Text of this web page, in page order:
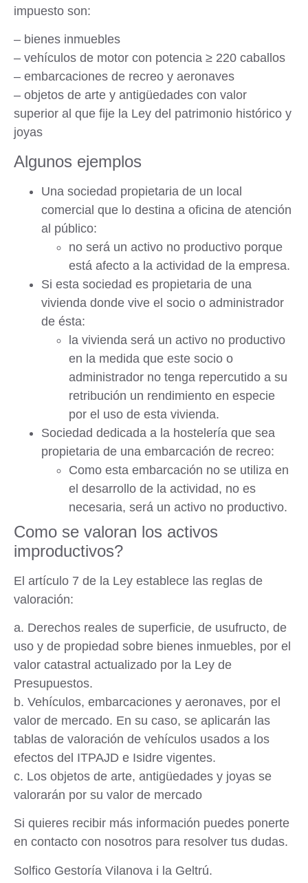
impuesto son:
– bienes inmuebles
– vehículos de motor con potencia ≥ 220 caballos
– embarcaciones de recreo y aeronaves
– objetos de arte y antigüedades con valor
superior al que fije la Ley del patrimonio histórico y
joyas
Algunos ejemplos
Una sociedad propietaria de un local
comercial que lo destina a oficina de atención
al público:
no será un activo no productivo porque
está afecto a la actividad de la empresa.
Si esta sociedad es propietaria de una
vivienda donde vive el socio o administrador
de ésta:
la vivienda será un activo no productivo
en la medida que este socio o
administrador no tenga repercutido a su
retribución un rendimiento en especie
por el uso de esta vivienda.
Sociedad dedicada a la hostelería que sea
propietaria de una embarcación de recreo:
Como esta embarcación no se utiliza en
el desarrollo de la actividad, no es
necesaria, será un activo no productivo.
Como se valoran los activos
improductivos?
El artículo 7 de la Ley establece las reglas de
valoración:
a. Derechos reales de superficie, de usufructo, de
uso y de propiedad sobre bienes inmuebles, por el
valor catastral actualizado por la Ley de
Presupuestos.
b. Vehículos, embarcaciones y aeronaves, por el
valor de mercado. En su caso, se aplicarán las
tablas de valoración de vehículos usados ​​a los
efectos del ITPAJD e Isidre vigentes.
c. Los objetos de arte, antigüedades y joyas se
valorarán por su valor de mercado
Si quieres recibir más información puedes ponerte
en contacto con nosotros para resolver tus dudas.
Solfico Gestoría Vilanova i la Geltrú.